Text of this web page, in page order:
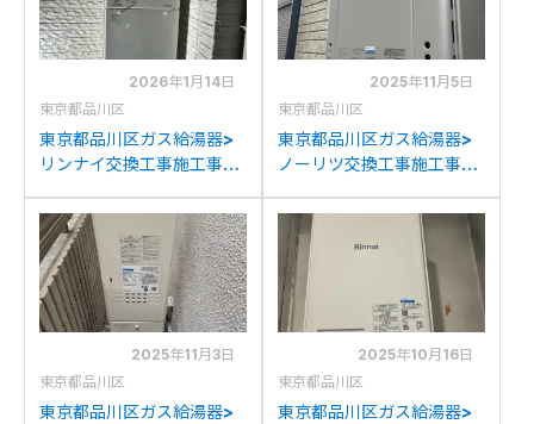
交換
2026年1月14日
東京都品川区
東京都品川区ガス給湯器>
リンナイ交換工事施工事
20000AW1からリンナイ
RUF-205SAW(B)への交換
2025年11月5日
東京都品川区
東京都品川区ガス給湯器>
ノーリツ交換工事施工事
2400ZWからノーリツ
GT-C2472AW BLへの交
換
2025年11月3日
東京都品川区
東京都品川区ガス給湯器>
2025年10月16日
東京都品川区
東京都品川区ガス給湯器>